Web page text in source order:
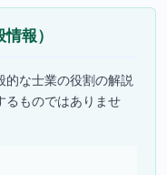
報）
的な士業の役割の解説
るものではありませ